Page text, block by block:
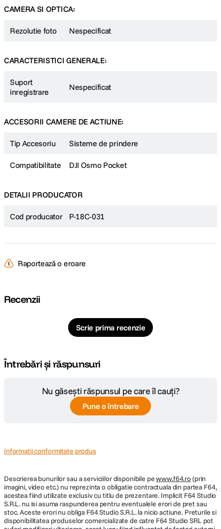
CAMERA SI OPTICA:
Rezolutie foto Nespecificat
CARACTERISTICI GENERALE:
Suport
inregistrare
Nespecificat
ACCESORII CAMERE DE ACTIUNE:
Tip Accesoriu Sisteme de prindere
Compatibilitate DJI Osmo Pocket
DETALII PRODUCATOR
Cod producator P-18C-031
Raportează o eroare
Recenzii
Scrie prima recenzie
Întrebări și răspunsuri
Nu găsești răspunsul pe care îl cauți?
Pune o întrebare
Informatii conformitate produs
Descrierea bunurilor sau a serviciilor disponibile pewww.f64.ro(prin
imagini, video etc.) nu reprezinta o obligatie contractuala din partea F64,
acestea fiind utilizate exclusiv cu titlu de prezentare. Implicit F64 Studio
S.R.L. nu isi asuma raspunderea pentru eventualele erori de pret sau
stoc. Aceste erori nu obliga F64 Studio S.R.L. la nicio actiune. Preturile si
disponibilitatea produselor comercializate de catre F64 Studio SRL pot